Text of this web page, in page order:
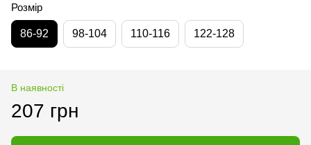
Розмір
86-92 98-104 110-116 122-128
В наявності
207 грн